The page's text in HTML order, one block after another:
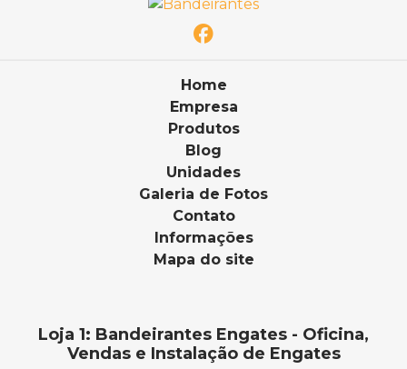
Home
Empresa
Produtos
Blog
Unidades
Galeria de Fotos
Contato
Informações
Mapa do site
Loja 1: Bandeirantes Engates - Oficina,
Vendas e Instalação de Engates